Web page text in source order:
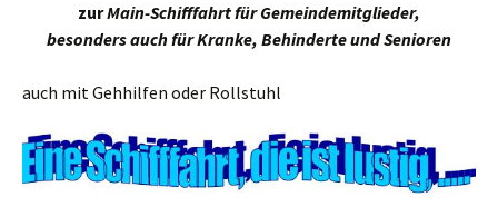
zurMain-Schifffahrt für Gemeindemitglieder,
besonders auch für Kranke, Behinderte und Senioren
auch mit Gehhilfen oder Rollstuhl